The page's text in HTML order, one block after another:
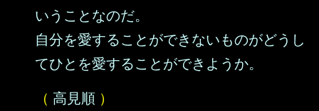
いうことなのだ。
自分を愛することができないものがどうし
てひとを愛することができようか。
（ 高見順 ）